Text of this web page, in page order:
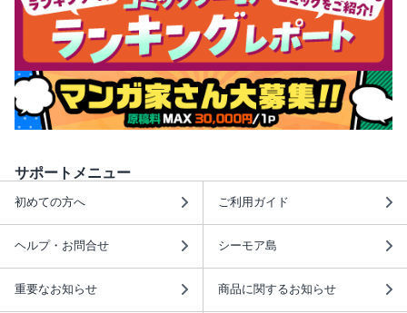
サポートメニュー
初めての方へ ご利用ガイド
ヘルプ・お問合せ シーモア島
重要なお知らせ 商品に関するお知らせ